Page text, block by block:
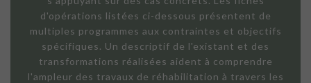
d'opérations listées ci-dessous présentent de
multiples programmes aux contraintes et objectifs
spécifiques. Un descriptif de l'existant et des
transformations réalisées aident à comprendre
l'ampleur des travaux de réhabilitation à travers les